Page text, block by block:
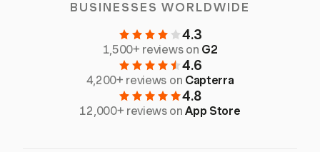
BUSINESSES WORLDWIDE
4.3
1,500+ reviews on G2
4.6
4,200+ reviews on Capterra
4.8
12,000+ reviews onApp Store